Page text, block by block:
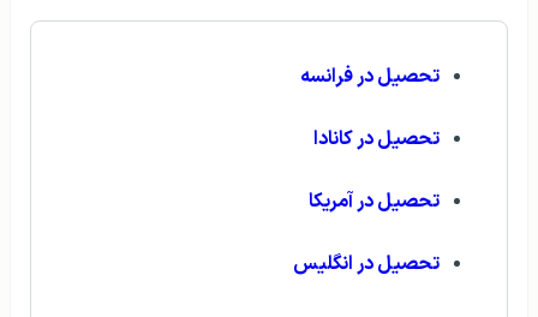
تحصیل در فرانسه
تحصیل در کانادا
تحصیل در آمریکا
تحصیل در انگلیس